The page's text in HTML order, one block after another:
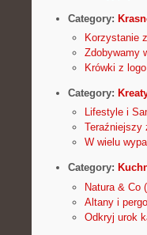
Category:
Korzystanie
Zdobywamy
Krówki z
Category:
Lifestyle i
Teraźniejszy
W wielu
Category:
Natura & Co
Altany i
Odkryj urok